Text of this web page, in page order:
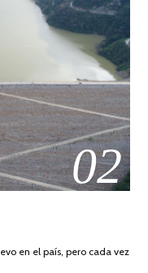
02
en el país, pero cada vez